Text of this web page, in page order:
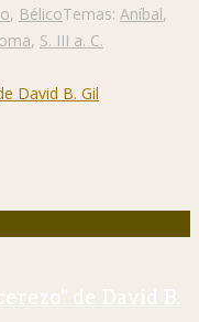
, BélicoTemas: Aníbal,
, S. III a. C.
de David B.